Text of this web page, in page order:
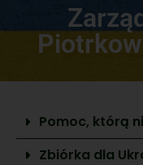
Pomoc, którą
Zbiórka dla